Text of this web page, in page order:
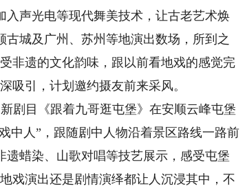
声光电等现代舞美技术，让古老艺术焕
城及广州、苏州等地演出数场，所到之
非遗的文化韵味，跟以前看地戏的感觉完
吸引，计划邀约摄友前来采风。
目《跟着九哥逛屯堡》在安顺云峰屯堡
中人”，跟随剧中人物沿着景区路线一路前
蜡染、山歌对唱等技艺展示，感受屯堡
戏演出还是剧情演绎都让人沉浸其中，不